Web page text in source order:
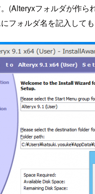
(Alteryxフォルダが作ら
フォルダ名を記入して